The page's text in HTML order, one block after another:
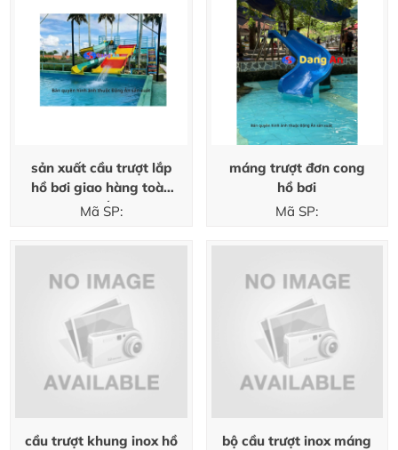
sản xuất cầu trượt lắp
hồ bơi giao hàng toàn
quốc
Mã SP:
máng trượt đơn cong
hồ bơi
Mã SP:
cầu trượt khung inox hồ
bộ cầu trượt inox máng